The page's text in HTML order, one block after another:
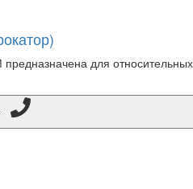
для
Цену уточняйте